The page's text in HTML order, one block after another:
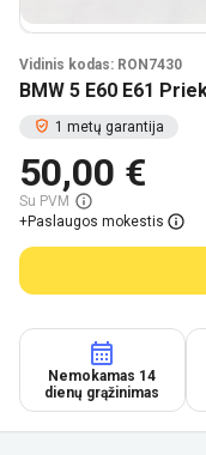
Vidinis kodas: RON7430
BMW 5 E60 E61
1 metų garantija
50,00 €
Su PVM
+Paslaugos mokestis
Nemokamas 14
dienų grąžinimas